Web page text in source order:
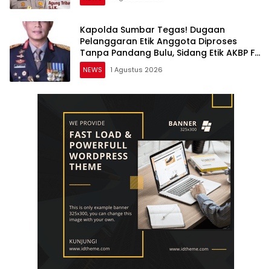
Kapolda Sumbar Tegas! Dugaan
Pelanggaran Etik Anggota Diproses
Tanpa Pandang Bulu, Sidang Etik AKBP F
Dipercepat
NEWS 1 Agustus 2026